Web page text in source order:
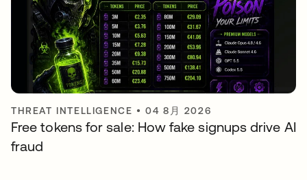
THREAT INTELLIGENCE •04 8月 2026
Free tokens for sale: How fake signups drive AI
fraud